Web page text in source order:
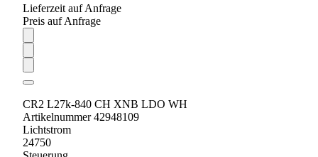
Lieferzeit auf Anfrage
Preis auf Anfrage
CR2 L27k-840 CH XNB LDO WH
Artikelnummer 42948109
Lichtstrom
24750